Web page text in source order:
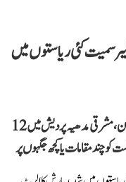
سمیت کئی ریاستوں میں
مغربی مدھیہ پردیش میں 13 سے 15 اگست کے دوران، مشرقی مدھیہ پردیش میں 12
کے دوران اور چھتیس گڑھ میں 11 اگست کو چند مقامات یا کچھ جگہوں پر